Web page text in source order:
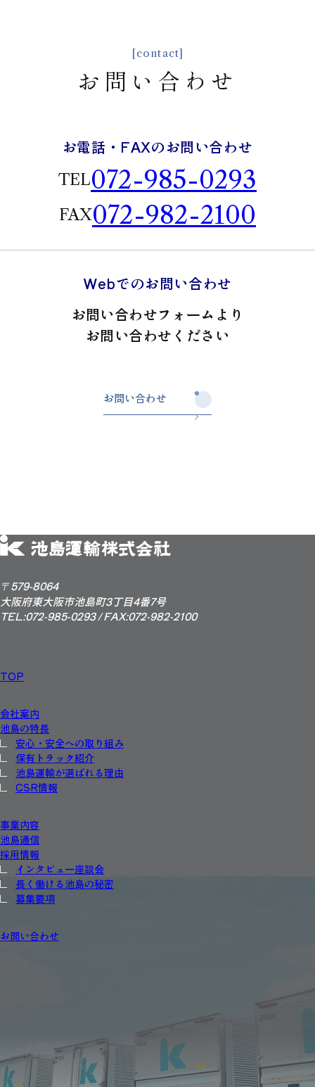
のまま当社ウェブサイトを閲覧することが可能です。
当社ウェブサイトからリンクされた、当社ウェブサイト以外のウ
以外のウェブサイトの内容及び、個人情報の保護に関して、当社
は責任を負いません。
個人情報の取扱いに関する相談窓口
〒579-8064
大阪府東大阪市池島町3丁目4番7号
[contact]
お問い合わせ
お電話・FAXのお問い合わせ
TEL072-985-0293
FAX072-982-2100
Webでのお問い合わせ
お問い合わせフォームより
お問い合わせください
お問い合わせ
〒579-8064
大阪府東大阪市池島町3丁目4番7号
TEL:072-985-0293 / FAX:072-982-2100
TOP
会社案内
池島の特長
安心・安全への取り組み
保有トラック紹介
池島運輸が選ばれる理由
CSR情報
事業内容
池島通信
採用情報
インタビュー座談会
長く働ける池島の秘密
募集要項
お問い合わせ